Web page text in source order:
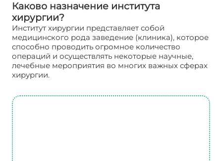
Каково назначение института
хирургии?
Институт хирургии представляет собой
медицинского рода заведение (клиника), которое
способно проводить огромное количество
операций и осуществлять некоторые научные,
лечебные мероприятия во многих важных сферах
хирургии.